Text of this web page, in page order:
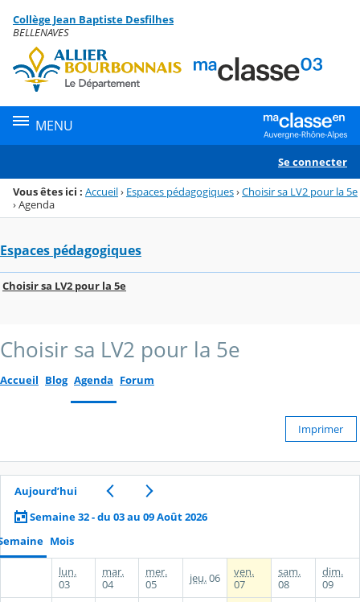
Menu de la rubrique
Contenu
Collège Jean Baptiste Desfilhes
BELLENAVES
MENU
Se connecter
Vous êtes ici : Accueil› Espaces pédagogiques›Choisir sa LV2 pour la 5e
›Agenda
Espaces pédagogiques
Choisir sa LV2 pour la 5e
Choisir sa LV2 pour la 5e
Accueil Blog Agenda Forum
Imprimer
Aujourd’hui
Semaine 32 - du 03 au 09 Août 2026
Mois
lun.
03
mar.
04
mer.
05
jeu.06
ven.
07
sam.
08
dim.
09